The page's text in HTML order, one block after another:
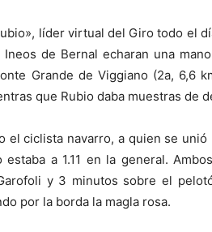
líder virtual del Giro todo el
Ineos de Bernal echaran una
Grande de Viggiano (2a, 6,6
que Rubio daba muestras de
el ciclista navarro, a quien se
a 1.11 en la general.
y 3 minutos sobre el
por la borda la magla rosa.